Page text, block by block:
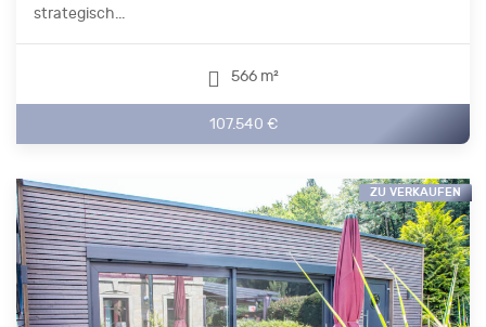
strategisch...
566 m²
107.540 €
ZU VERKAUFEN